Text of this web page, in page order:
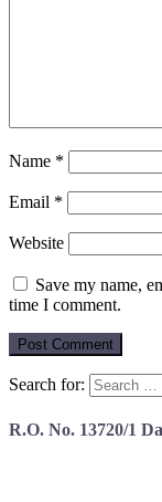
Name *
Email *
Website
Save my name,
time I comment.
Search for:
R.O. No. 13720/1